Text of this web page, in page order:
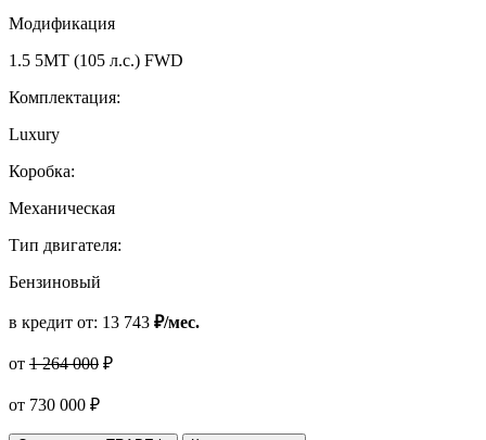
Модификация
1.5 5MT (105 л.с.) FWD
Комплектация:
Luxury
Коробка:
Механическая
Тип двигателя:
Бензиновый
в кредит от: 13 743 ₽/мес.
от 1 264 000 ₽
от 730 000 ₽